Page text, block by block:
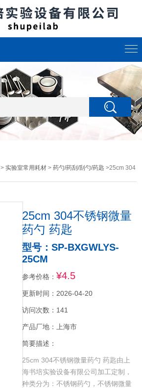
>实验室常用耗材 >药勺/药刮/刮勺/药匙 >25cm 304
25cm 304不锈钢微量
药勺 药匙
型号：SP-BXGWLYS-
25CM
参考价格： ¥4.5
更新时间：2026-04-20
访问次数：141
产品厂地：上海市
简要描述：
25cm 304不锈钢微量药勺 药匙由上
海书培实验设备有限公司加工定制，
种类分为：不锈钢药勺，不锈钢微量